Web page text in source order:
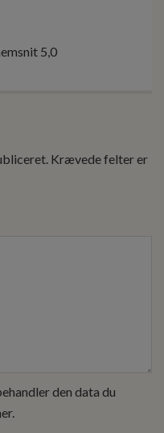
5,0
Krævede felter er
den data du